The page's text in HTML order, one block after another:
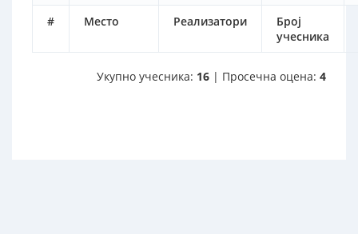
# Место Реализатори
Број
учесника
Укупно учесника: 16 | Просечна оцена: 4